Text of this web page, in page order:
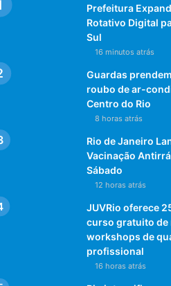
Prefeitura
Rotativo Digital
Sul
16 minutos atrás
Guardas
roubo de ar-
Centro do Rio
8 horas atrás
Rio de Janeiro
Vacinação
Sábado
12 horas atrás
JUVRio oferece
curso gratuito de
workshops de
profissional
16 horas atrás